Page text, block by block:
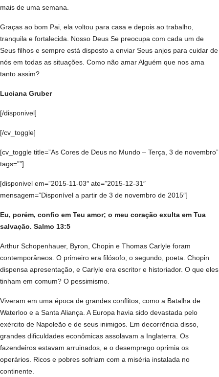
mais de uma semana.
Graças ao bom Pai, ela voltou para casa e depois ao trabalho,
tranquila e fortalecida. Nosso Deus Se preocupa com cada um de
Seus filhos e sempre está disposto a enviar Seus anjos para cuidar de
nós em todas as situações. Como não amar Alguém que nos ama
tanto assim?
Luciana Gruber
[/disponivel]
[/cv_toggle]
[cv_toggle title=”As Cores de Deus no Mundo – Terça, 3 de novembro”
tags=””]
[disponivel em=”2015-11-03″ ate=”2015-12-31″
mensagem=”Disponível a partir de 3 de novembro de 2015″]
Eu, porém, confio em Teu amor; o meu coração exulta em Tua
salvação. Salmo 13:5
Arthur Schopenhauer, Byron, Chopin e Thomas Carlyle foram
contemporâneos. O primeiro era filósofo; o segundo, poeta. Chopin
dispensa apresentação, e Carlyle era escritor e historiador. O que eles
tinham em comum? O pessimismo.
Viveram em uma época de grandes conflitos, como a Batalha de
Waterloo e a Santa Aliança. A Europa havia sido devastada pelo
exército de Napoleão e de seus inimigos. Em decorrência disso,
grandes dificuldades econômicas assolavam a Inglaterra. Os
fazendeiros estavam arruinados, e o desemprego oprimia os
operários. Ricos e pobres sofriam com a miséria instalada no
continente.